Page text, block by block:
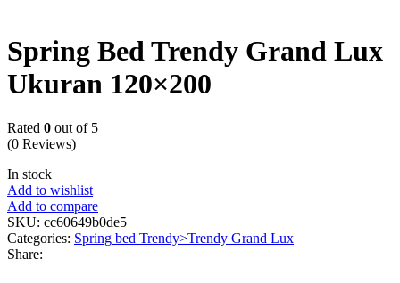
Spring Bed Trendy Grand Lux
Ukuran 120×200
Rated 0 out of 5
(0 Reviews)
In stock
Add to wishlist
Add to compare
SKU: cc60649b0de5
Categories: Spring bed Trendy>Trendy Grand Lux
Share: